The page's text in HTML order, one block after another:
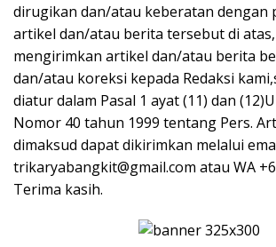
dirugikan dan/atau keberatan dengan
artikel dan/atau berita tersebut di
mengirimkan artikel dan/atau berita
dan/atau koreksi kepada Redaksi
diatur dalam Pasal 1 ayat (11) dan
Nomor 40 tahun 1999 tentang Pers.
dimaksud dapat dikirimkan melalui
trikaryabangkit@gmail.com atau WA
Terima kasih.